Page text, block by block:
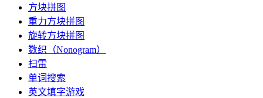
方块拼图
重力方块拼图
旋转方块拼图
数织（Nonogram）
扫雷
单词搜索
英文填字游戏